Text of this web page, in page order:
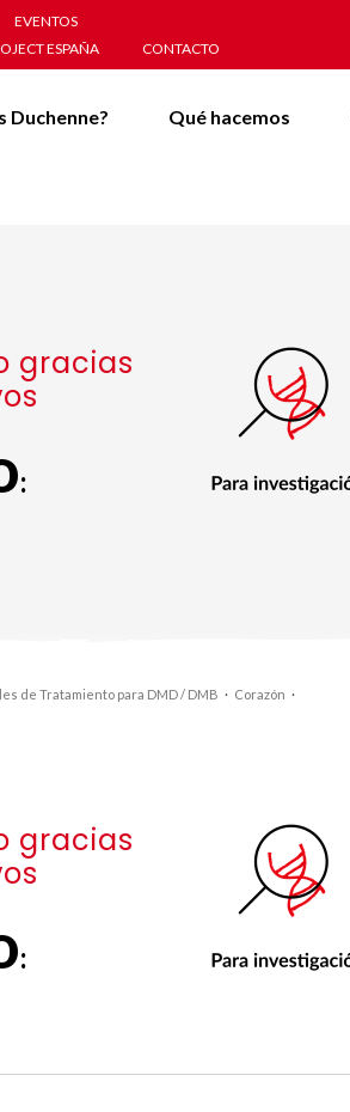
EVENTOS
ESPAÑA
CONTACTO
Duchenne? Qué hacemos
gracias
:
de Tratamiento para DMD / DMB · Corazón ·
gracias
: